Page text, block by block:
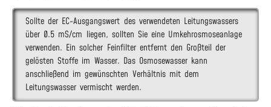
Sollte der EC-Ausgangswert des verwendeten Leitungswassers
über 0.5 mS/cm liegen, sollten Sie eine Umkehrosmoseanlage
verwenden. Ein solcher Feinfilter entfernt den Großteil der
gelösten Stoffe im Wasser. Das Osmosewasser kann
anschließend im gewünschten Verhältnis mit dem
Leitungswasser vermischt werden.